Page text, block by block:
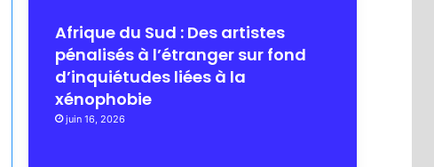
Afrique du Sud : Des artistes
pénalisés à l’étranger sur fond
d’inquiétudes liées à la
xénophobie
juin 16, 2026